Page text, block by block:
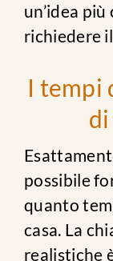
un’idea
richiedere
I tempi
possibile
quanto
casa. La
realistiche